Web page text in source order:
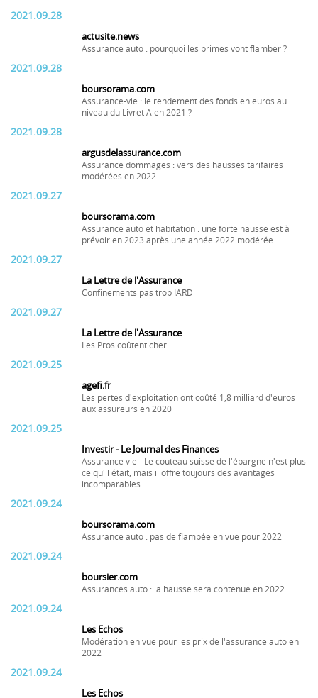
2021.09.28
actusite.news
Assurance auto : pourquoi les primes vont flamber ?
2021.09.28
boursorama.com
Assurance-vie : le rendement des fonds en euros au
niveau du Livret A en 2021 ?
2021.09.28
argusdelassurance.com
Assurance dommages : vers des hausses tarifaires
modérées en 2022
2021.09.27
boursorama.com
Assurance auto et habitation : une forte hausse est à
prévoir en 2023 après une année 2022 modérée
2021.09.27
La Lettre de l'Assurance
Confinements pas trop IARD
2021.09.27
La Lettre de l'Assurance
Les Pros coûtent cher
2021.09.25
agefi.fr
Les pertes d'exploitation ont coûté 1,8 milliard d'euros
aux assureurs en 2020
2021.09.25
Investir - Le Journal des Finances
Assurance vie - Le couteau suisse de l'épargne n'est plus
ce qu'il était, mais il offre toujours des avantages
incomparables
2021.09.24
boursorama.com
Assurance auto : pas de flambée en vue pour 2022
2021.09.24
boursier.com
Assurances auto : la hausse sera contenue en 2022
2021.09.24
Les Echos
Modération en vue pour les prix de l'assurance auto en
2022
2021.09.24
Les Echos